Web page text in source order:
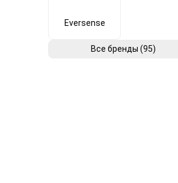
Eversense
Все бренды (95)